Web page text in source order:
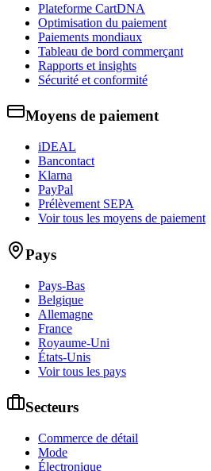
Plateforme CartDNA
Optimisation du paiement
Paiements mondiaux
Tableau de bord commerçant
Rapports et insights
Sécurité et conformité
Moyens de paiement
iDEAL
Bancontact
Klarna
PayPal
Prélèvement SEPA
Voir tous les moyens de paiement
Pays
Pays-Bas
Belgique
Allemagne
France
Royaume-Uni
États-Unis
Voir tous les pays
Secteurs
Commerce de détail
Mode
Électronique